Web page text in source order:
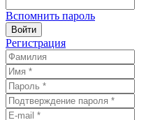
Вспомнить пароль
Войти
Регистрация